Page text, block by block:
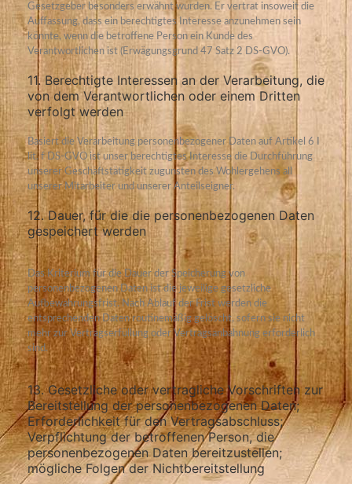
Gesetzgeber besonders erwähnt wurden. Er vertrat insoweit die
Auffassung, dass ein berechtigtes Interesse anzunehmen sein
könnte, wenn die betroffene Person ein Kunde des
Verantwortlichen ist (Erwägungsgrund 47 Satz 2 DS-GVO).
11. Berechtigte Interessen an der Verarbeitung, die
von dem Verantwortlichen oder einem Dritten
verfolgt werden
Basiert die Verarbeitung personenbezogener Daten auf Artikel 6 I
lit. f DS-GVO ist unser berechtigtes Interesse die Durchführung
unserer Geschäftstätigkeit zugunsten des Wohlergehens all
unserer Mitarbeiter und unserer Anteilseigner.
12. Dauer, für die die personenbezogenen Daten
gespeichert werden
Das Kriterium für die Dauer der Speicherung von
personenbezogenen Daten ist die jeweilige gesetzliche
Aufbewahrungsfrist. Nach Ablauf der Frist werden die
entsprechenden Daten routinemäßig gelöscht, sofern sie nicht
mehr zur Vertragserfüllung oder Vertragsanbahnung erforderlich
sind.
13. Gesetzliche oder vertragliche Vorschriften zur
Bereitstellung der personenbezogenen Daten;
Erforderlichkeit für den Vertragsabschluss;
Verpflichtung der betroffenen Person, die
personenbezogenen Daten bereitzustellen;
mögliche Folgen der Nichtbereitstellung